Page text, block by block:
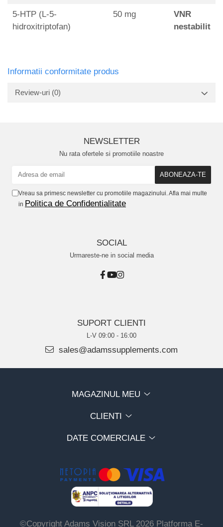
5-HTP (L-5-
hidroxitriptofan)
50 mg
VNR
nestabilit
Informatii conformitate produs
Review-uri (0)
NEWSLETTER
Nu rata ofertele si promotiile noastre
Vreau sa primesc newsletter cu promotiile magazinului. Afla mai multe
in Politica de Confidentialitate
SOCIAL
Urmareste-ne in social media
SUPORT CLIENTI
L-V 09:00 - 16:00
sales@adamssupplements.com
MAGAZINUL MEU
CLIENTI
DATE COMERCIALE
©Copyright Adams Vision SRL 2026 Platforma E-